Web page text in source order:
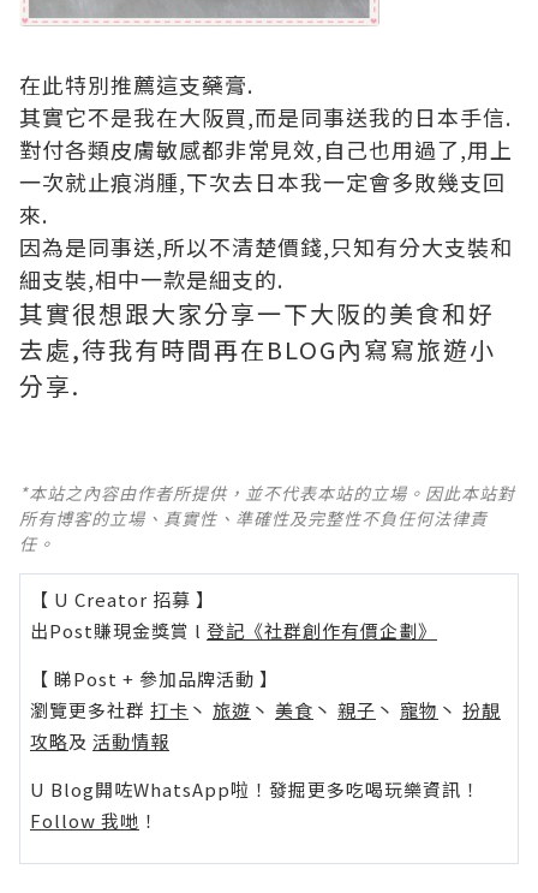
在此特別推薦這支藥膏.
其實它不是我在大阪買,而是同事送我的日本手信.
對付各類皮膚敏感都非常見效,自己也用過了,用上
一次就止痕消腫,下次去日本我一定會多敗幾支回
來.
因為是同事送,所以不清楚價錢,只知有分大支裝和
細支裝,相中一款是細支的.
其實很想跟大家分享一下大阪的美食和好
去處,待我有時間再在BLOG內寫寫旅遊小
分享.
*本站之內容由作者所提供，並不代表本站的立場。因此本站對
所有博客的立場、真實性、準確性及完整性不負任何法律責
任。
【 U Creator 招募 】
出Post賺現金獎賞 l 登記《社群創作有價企劃》
【 睇Post + 參加品牌活動 】
瀏覽更多社群 打卡 丶 旅遊 丶 美食 丶 親子 丶 寵物 丶 扮靚
攻略及 活動情報
U Blog開咗WhatsApp啦！發掘更多吃喝玩樂資訊！
Follow 我哋 ！